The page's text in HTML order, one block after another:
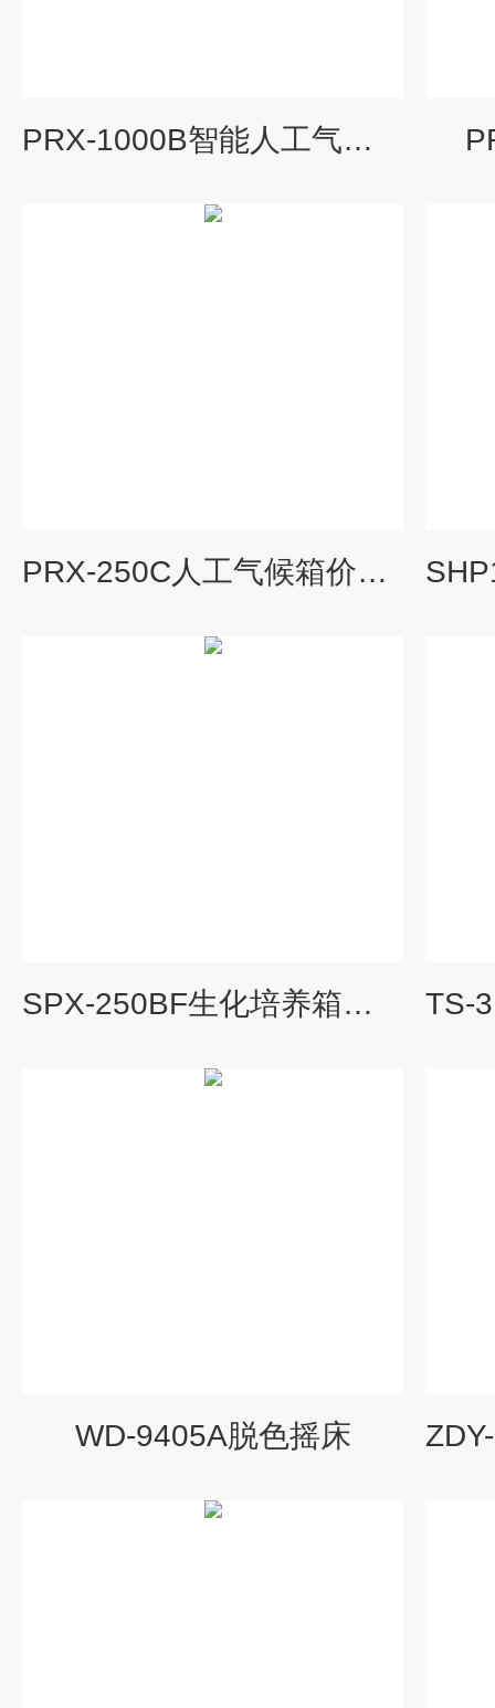
PRX-1000B智能人工气候箱厂家
PRX-250C人工气候箱价格,人工气候箱厂家
SPX-250BF生化培养箱价格
WD-9405A脱色摇床